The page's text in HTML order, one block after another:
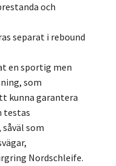
och
separat i rebound
en sportig men
som
kunna garantera
testas
som
Nordschleife.